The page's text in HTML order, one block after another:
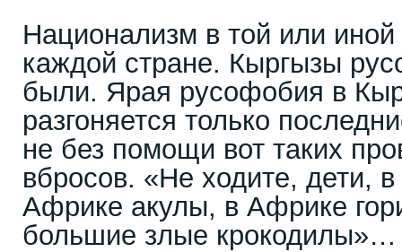
Национализм в той или иной
каждой стране. Кыргызы
были. Ярая русофобия в
разгоняется только
не без помощи вот таких
вбросов. «Не ходите, дети,
Африке акулы, в Африке
большие злые крокодилы»…